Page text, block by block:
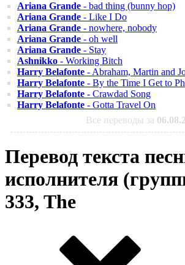
Ariana Grande - bad thing (bunny hop)
Ariana Grande - Like I Do
Ariana Grande - nowhere, nobody
Ariana Grande - oh well
Ariana Grande - Stay
Ashnikko - Working Bitch
Harry Belafonte - Abraham, Martin and
Harry Belafonte - By the Time I Get to
Harry Belafonte - Crawdad Song
Harry Belafonte - Gotta Travel On
Все переводы за
Перевод текста
исполнителя
333, The